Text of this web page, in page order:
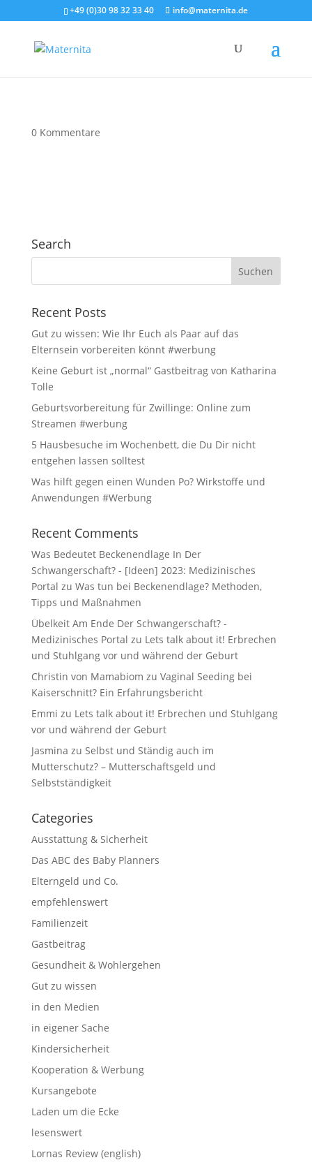
+49 (0)30 98 32 33 40 info@maternita.de
0 Kommentare
Search
Recent Posts
Gut zu wissen: Wie Ihr Euch als Paar auf das
Elternsein vorbereiten könnt #werbung
Keine Geburt ist „normal“ Gastbeitrag von Katharina
Tolle
Geburtsvorbereitung für Zwillinge: Online zum
Streamen #werbung
5 Hausbesuche im Wochenbett, die Du Dir nicht
entgehen lassen solltest
Was hilft gegen einen Wunden Po? Wirkstoffe und
Anwendungen #Werbung
Recent Comments
Was Bedeutet Beckenendlage In Der
Schwangerschaft? - [Ideen] 2023: Medizinisches
Portal zu Was tun bei Beckenendlage? Methoden,
Tipps und Maßnahmen
Übelkeit Am Ende Der Schwangerschaft? -
Medizinisches Portal zu Lets talk about it! Erbrechen
und Stuhlgang vor und während der Geburt
Christin von Mamabiom zu Vaginal Seeding bei
Kaiserschnitt? Ein Erfahrungsbericht
Emmi zu Lets talk about it! Erbrechen und Stuhlgang
vor und während der Geburt
Jasmina zu Selbst und Ständig auch im
Mutterschutz? – Mutterschaftsgeld und
Selbstständigkeit
Categories
Ausstattung & Sicherheit
Das ABC des Baby Planners
Elterngeld und Co.
empfehlenswert
Familienzeit
Gastbeitrag
Gesundheit & Wohlergehen
Gut zu wissen
in den Medien
in eigener Sache
Kindersicherheit
Kooperation & Werbung
Kursangebote
Laden um die Ecke
lesenswert
Lornas Review (english)